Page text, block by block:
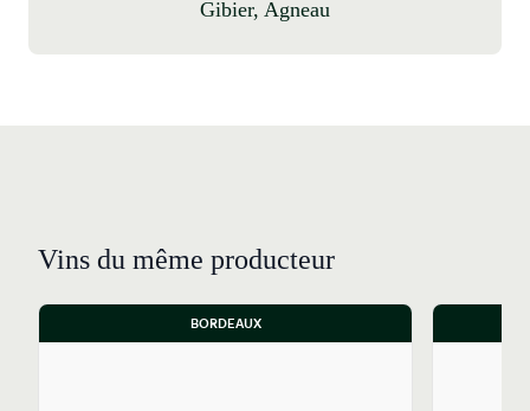
Gibier, Agneau
Vins du même producteur
BORDEAUX